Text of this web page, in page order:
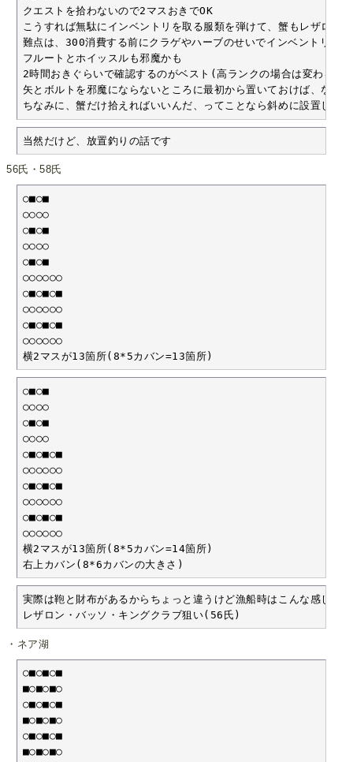
クエストを拾わないので2マスおきでOK
こうすれば無駄にインベントリを取る服類を弾けて、蟹もレザロン
難点は、300消費する前にクラゲやハーブのせいでインベントリが
フルートとホイッスルも邪魔かも
2時間おきぐらいで確認するのがベスト(高ランクの場合は変わるか
矢とボルトを邪魔にならないところに最初から置いておけば、なお
ちなみに、蟹だけ拾えればいいんだ、ってことなら斜めに設置して
当然だけど、放置釣りの話です
56氏・58氏
○■○■
○○○○
○■○■
○○○○
○■○■
○○○○○○
○■○■○■
○○○○○○
○■○■○■
○○○○○○
横2マスが13箇所(8*5カバン=13箇所)
○■○■
○○○○
○■○■
○○○○
○■○■○■
○○○○○○
○■○■○■
○○○○○○
○■○■○■
○○○○○○
横2マスが13箇所(8*5カバン=14箇所)
右上カバン(8*6カバンの大きさ)
実際は鞄と財布があるからちょっと違うけど漁船時はこんな感じで
レザロン・バッソ・キングクラブ狙い(56氏)
・ネア湖
○■○■○■
■○■○■○
○■○■○■
■○■○■○
○■○■○■
■○■○■○